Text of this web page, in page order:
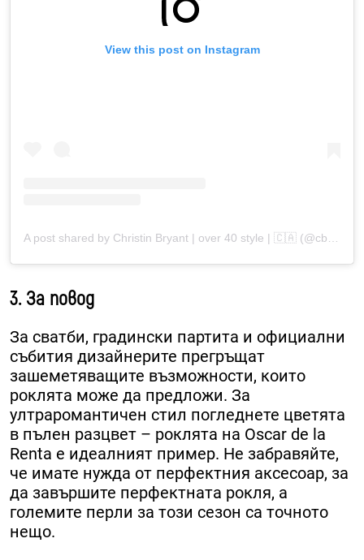
View this post on Instagram
3. За повод
За сватби, градински партита и официални
събития дизайнерите прегръщат
зашеметяващите възможности, които
роклята може да предложи. За
ултраромантичен стил погледнете цветята
в пълен разцвет – роклята на Oscar de la
Renta е идеалният пример. Не забравяйте,
че имате нужда от перфектния аксесоар, за
да завършите перфектната рокля, а
големите перли за този сезон са точното
нещо.